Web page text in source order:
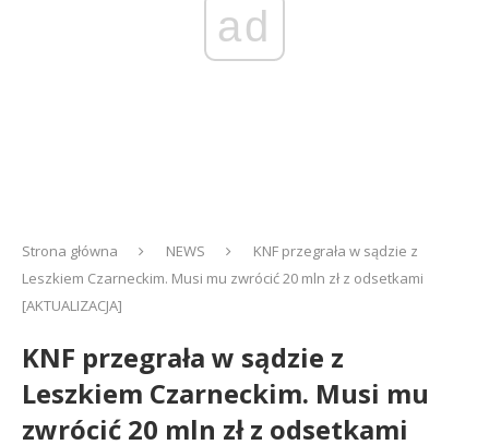
ad
Strona główna NEWS
KNF przegrała w sądzie z
Leszkiem Czarneckim. Musi mu zwrócić 20 mln zł z odsetkami
[AKTUALIZACJA]
KNF przegrała w sądzie z
Leszkiem Czarneckim. Musi mu
zwrócić 20 mln zł z odsetkami